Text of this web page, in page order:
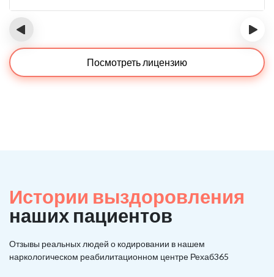
‹ ›
Посмотреть лицензию
Истории выздоровления
наших пациентов
Отзывы реальных людей о кодировании в нашем
наркологическом реабилитационном центре Рехаб365